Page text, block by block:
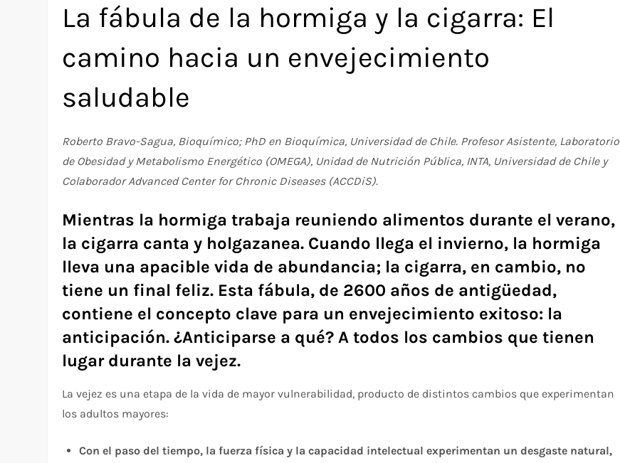
La fábula de la hormiga y la cigarra: El
camino hacia un envejecimiento
saludable
Roberto Bravo-Sagua, Bioquímico; PhD en Bioquímica, Universidad de Chile. Profesor Asistente, Laboratorio
de Obesidad y Metabolismo Energético (OMEGA), Unidad de Nutrición Pública, INTA, Universidad de Chile y
Colaborador Advanced Center for Chronic Diseases (ACCDiS).
Mientras la hormiga trabaja reuniendo alimentos durante el verano,
la cigarra canta y holgazanea. Cuando llega el invierno, la hormiga
lleva una apacible vida de abundancia; la cigarra, en cambio, no
tiene un final feliz. Esta fábula, de 2600 años de antigüedad,
contiene el concepto clave para un envejecimiento exitoso: la
anticipación. ¿Anticiparse a qué? A todos los cambios que tienen
lugar durante la vejez.
La vejez es una etapa de la vida de mayor vulnerabilidad, producto de distintos cambios que experimentan
los adultos mayores:
Con el paso del tiempo, la fuerza física y la capacidad intelectual experimentan un desgaste natural,